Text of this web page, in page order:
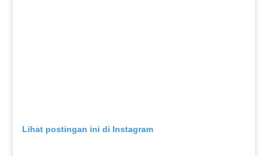
Lihat postingan ini di Instagram